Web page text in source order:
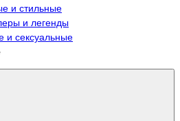
и стильные
и легенды
и сексуальные